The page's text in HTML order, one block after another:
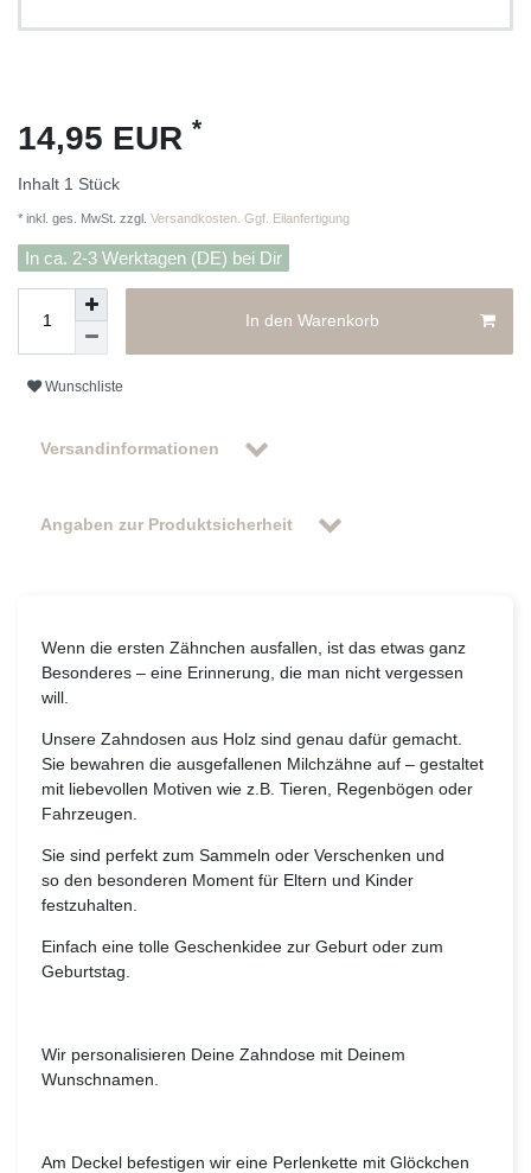
14,95 EUR *
Inhalt 1 Stück
* inkl. ges. MwSt. zzgl. Versandkosten. Ggf. Eilanfertigung
In ca. 2-3 Werktagen (DE) bei Dir
In den Warenkorb
Wunschliste
Versandinformationen
Angaben zur Produktsicherheit
Wenn die ersten Zähnchen ausfallen, ist das etwas ganz
Besonderes – eine Erinnerung, die man nicht vergessen
will.
Unsere Zahndosen aus Holz sind genau dafür gemacht.
Sie bewahren die ausgefallenen Milchzähne auf – gestaltet
mit liebevollen Motiven wie z.B. Tieren, Regenbögen oder
Fahrzeugen.
Sie sind perfekt zum Sammeln oder Verschenken und
so den besonderen Moment für Eltern und Kinder
festzuhalten.
Einfach eine tolle Geschenkidee zur Geburt oder zum
Geburtstag.
Wir personalisieren Deine Zahndose mit Deinem
Wunschnamen.
Am Deckel befestigen wir eine Perlenkette mit Glöckchen